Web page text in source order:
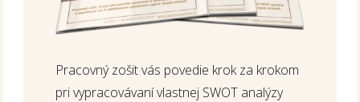
Pracovný zošit vás povedie krok za krokom
pri vypracovávaní vlastnej SWOT analýzy